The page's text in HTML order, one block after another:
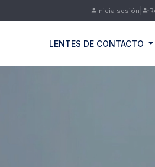
Inicia sesión |
LENTES DE CONTACTO